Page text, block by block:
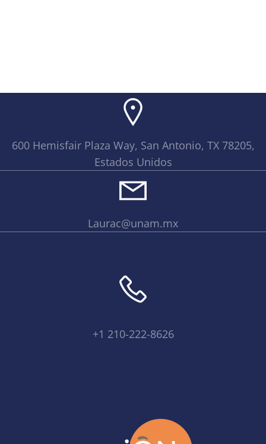
600 Hemisfair Plaza Way, San Antonio, TX 78205,
Estados Unidos
Laurac@unam.mx
+1 210-222-8626